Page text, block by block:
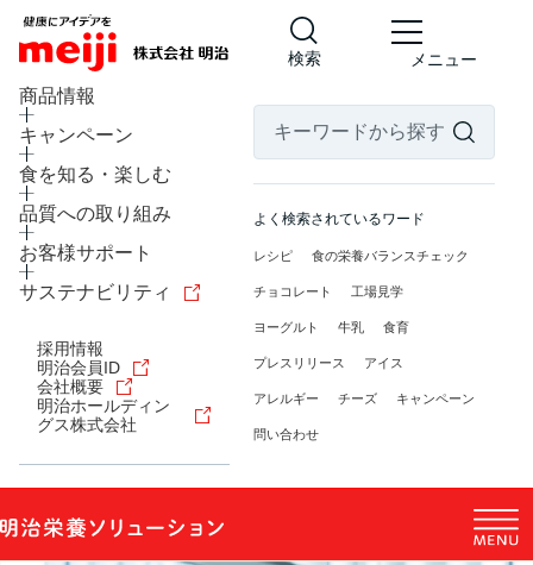
検索 メニュー
商品情報
キャンペーン
食を知る・楽しむ
品質への取り組み
お客様サポート
サステナビリティ
採用情報
明治会員ID
会社概要
明治ホールディン
グス株式会社
よく検索されているワード
レシピ 食の栄養バランスチェック
チョコレート 工場見学
ヨーグルト 牛乳 食育
プレスリリース アイス
アレルギー チーズ キャンペーン
問い合わせ